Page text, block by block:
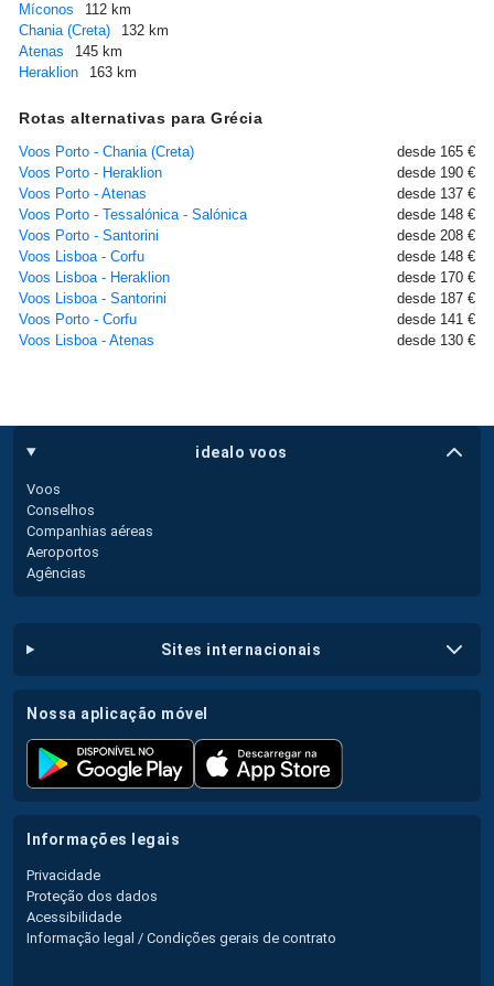
Míconos
112 km
Chania (Creta)
132 km
Atenas
145 km
Heraklion
163 km
Rotas alternativas para Grécia
Voos Porto - Chania (Creta)
desde 165 €
Voos Porto - Heraklion
desde 190 €
Voos Porto - Atenas
desde 137 €
Voos Porto - Tessalónica - Salónica
desde 148 €
Voos Porto - Santorini
desde 208 €
Voos Lisboa - Corfu
desde 148 €
Voos Lisboa - Heraklion
desde 170 €
Voos Lisboa - Santorini
desde 187 €
Voos Porto - Corfu
desde 141 €
Voos Lisboa - Atenas
desde 130 €
idealo voos
Voos
Conselhos
Companhias aéreas
Aeroportos
Agências
sites internacionais
nossa aplicação móvel
informações legais
Privacidade
Proteção dos dados
Acessibilidade
Informação legal / Condições gerais de contrato